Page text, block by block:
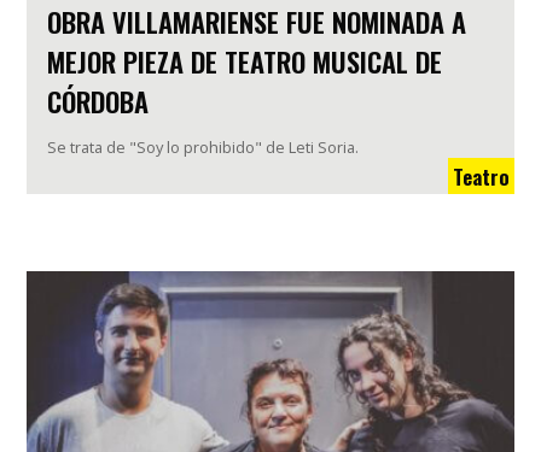
OBRA VILLAMARIENSE FUE NOMINADA A
MEJOR PIEZA DE TEATRO MUSICAL DE
CÓRDOBA
Se trata de "Soy lo prohibido" de Leti Soria.
Teatro